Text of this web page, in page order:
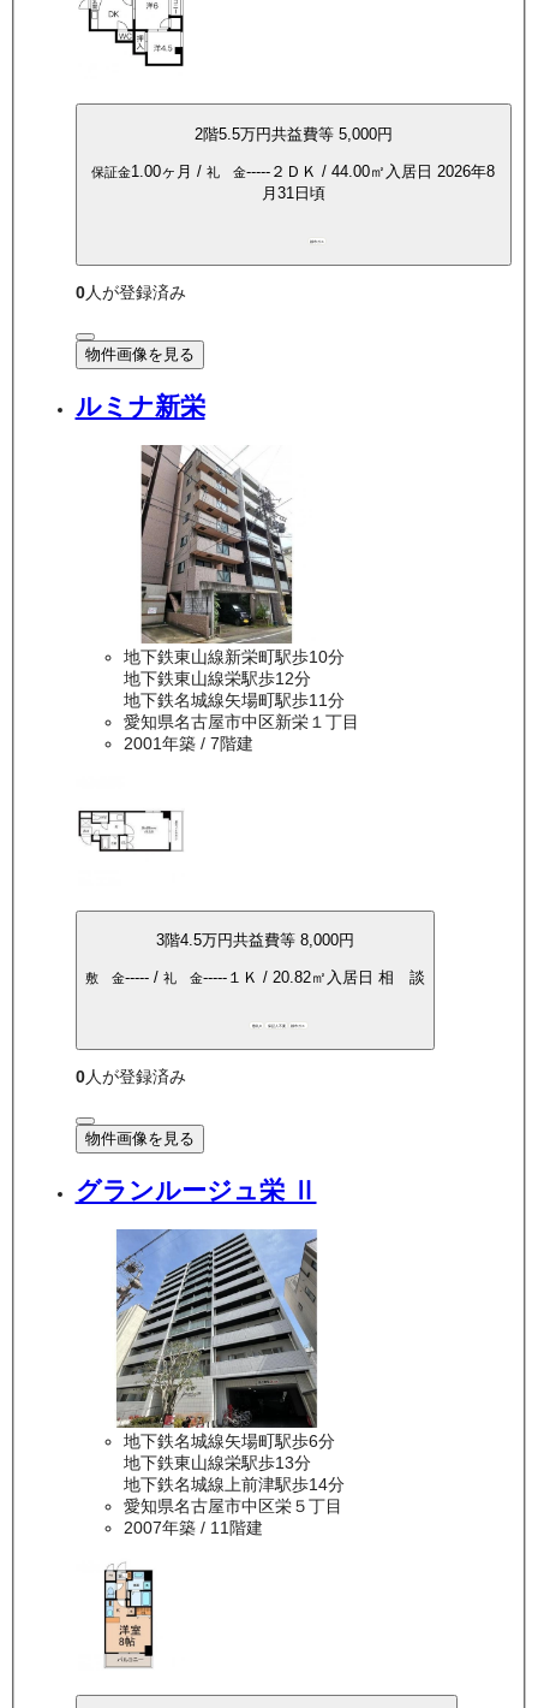
2階5.5万円共益費等 5,000円
保証金1.00ヶ月 / 礼 金----- ２ＤＫ / 44.00㎡ 入居日 2026年8
月31日頃
都市ガス
0人が登録済み
物件画像を見る
ルミナ新栄
地下鉄東山線新栄町駅歩10分
地下鉄東山線栄駅歩12分
地下鉄名城線矢場町駅歩11分
愛知県名古屋市中区新栄１丁目
2001年築/ 7階建
3階4.5万円共益費等 8,000円
敷 金-----/ 礼 金-----１Ｋ / 20.82㎡ 入居日 相 談
敷礼0 保証人不要 都市ガス
0人が登録済み
物件画像を見る
グランルージュ栄 Ⅱ
地下鉄名城線矢場町駅歩6分
地下鉄東山線栄駅歩13分
地下鉄名城線上前津駅歩14分
愛知県名古屋市中区栄５丁目
2007年築/ 11階建